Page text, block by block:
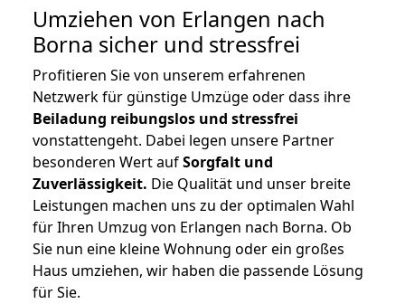
Umziehen von Erlangen nach
Borna sicher und stressfrei
Profitieren Sie von unserem erfahrenen
Netzwerk für günstige Umzüge oder dass ihre
Beiladung reibungslos und stressfrei
vonstattengeht. Dabei legen unsere Partner
besonderen Wert aufSorgfalt und
Zuverlässigkeit. Die Qualität und unser breite
Leistungen machen uns zu der optimalen Wahl
für Ihren Umzug von Erlangen nach Borna. Ob
Sie nun eine kleine Wohnung oder ein großes
Haus umziehen, wir haben die passende Lösung
für Sie.